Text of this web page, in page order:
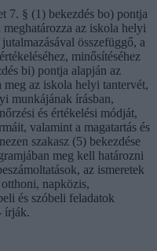
§ (1) bekezdés bo) pontja
az iskola helyi
összefüggő, a
minősítéséhez
bi) pontja alapján az
az iskola helyi tantervét,
munkájának írásban,
és értékelési módját,
valamint a magatartás és
szakasz (5) bekezdése
meg kell határozni
az ismeretek
napközis,
és szóbeli feladatok
írják.